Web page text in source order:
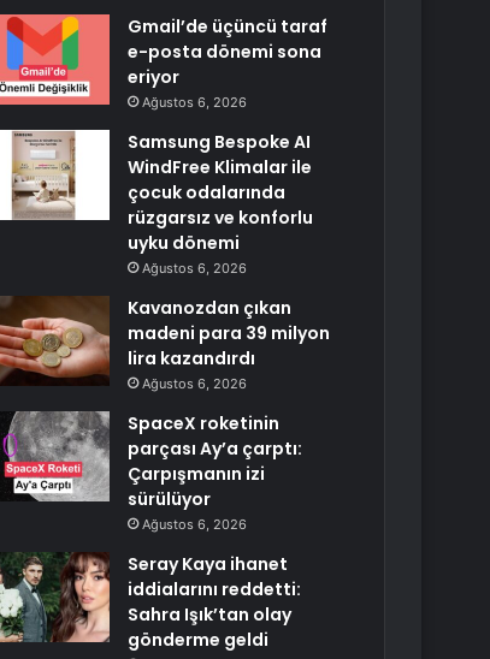
Gmail’de üçüncü taraf
e-posta dönemi sona
eriyor
Ağustos 6, 2026
Samsung Bespoke AI
WindFree Klimalar ile
çocuk odalarında
rüzgarsız ve konforlu
uyku dönemi
Ağustos 6, 2026
Kavanozdan çıkan
madeni para 39 milyon
lira kazandırdı
Ağustos 6, 2026
SpaceX roketinin
parçası Ay’a çarptı:
Çarpışmanın izi
sürülüyor
Ağustos 6, 2026
Seray Kaya ihanet
iddialarını reddetti:
Sahra Işık’tan olay
gönderme geldi